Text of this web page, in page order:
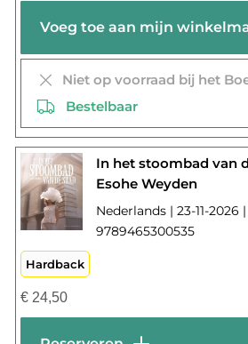
Niet op voorraad bij het
Bestelbaar
In het stoombad van
Esohe Weyden
Nederlands | 23-11-2026
9789465300535
Hardback
€24,50